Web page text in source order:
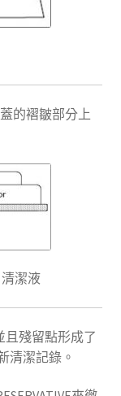
的褶皺部分上
潔液
且殘留點形成了
清潔記錄。